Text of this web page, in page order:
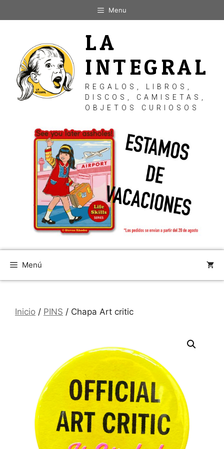
al
Menu
LA
INTEGRAL
REGALOS, LIBROS,
DISCOS, CAMISETAS,
OBJETOS CURIOSOS
Menú
Inicio / PINS / Chapa Art critic